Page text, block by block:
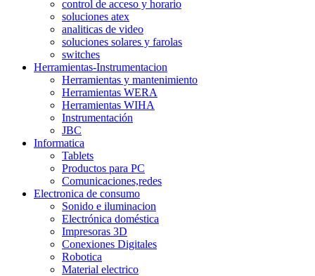
control de acceso y horario
soluciones atex
analiticas de video
soluciones solares y farolas
switches
Herramientas-Instrumentacion
Herramientas y mantenimiento
Herramientas WERA
Herramientas WIHA
Instrumentación
JBC
Informatica
Tablets
Productos para PC
Comunicaciones,redes
Electronica de consumo
Sonido e iluminacion
Electrónica doméstica
Impresoras 3D
Conexiones Digitales
Robotica
Material electrico